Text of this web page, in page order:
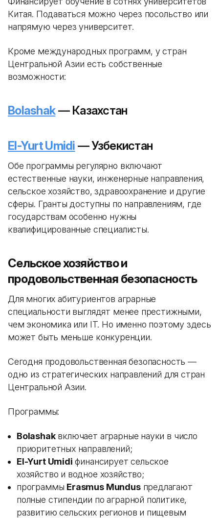
Китая. Подаваться можно через посольство или
напрямую через университет.
Кроме международных программ, у стран
Центральной Азии есть собственные
возможности:
Bolashak— Казахстан
El-Yurt Umidi — Узбекистан
Обе программы регулярно включают
естественные науки, инженерные направления,
сельское хозяйство, здравоохранение и другие
сферы. Гранты доступны по направлениям, где
государствам особенно нужны
квалифицированные специалисты.
Сельское хозяйство и
продовольственная безопасность
Для многих абитуриентов аграрные
специальности выглядят менее престижными,
чем экономика или IT. Но именно поэтому здесь
может быть меньше конкуренции.
Сегодня продовольственная безопасность —
одно из стратегических направлений для стран
Центральной Азии.
Программы:
Bolashakвключает аграрные науки в число
приоритетных направлений;
El-Yurt Umidi финансирует сельское
хозяйство и водное хозяйство;
программы Erasmus Mundusпредлагают
полные стипендии по аграрной политике,
развитию сельских регионов и пищевым